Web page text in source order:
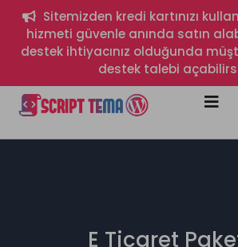
Sitemizden kredi kartınızı
hizmeti güvenle anında satın
destek ihtiyacınız olduğunda
destek talebi
E Ticaret